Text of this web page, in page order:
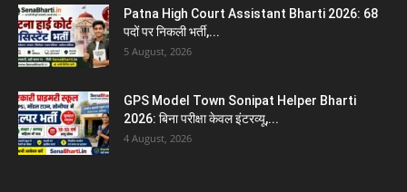
Patna High Court Assistant Bharti 2026: 68
पदों पर निकली भर्ती,...
5 August, 2026
GPS Model Town Sonipat Helper Bharti
2026: बिना परीक्षा केवल इंटरव्यू,...
4 August, 2026